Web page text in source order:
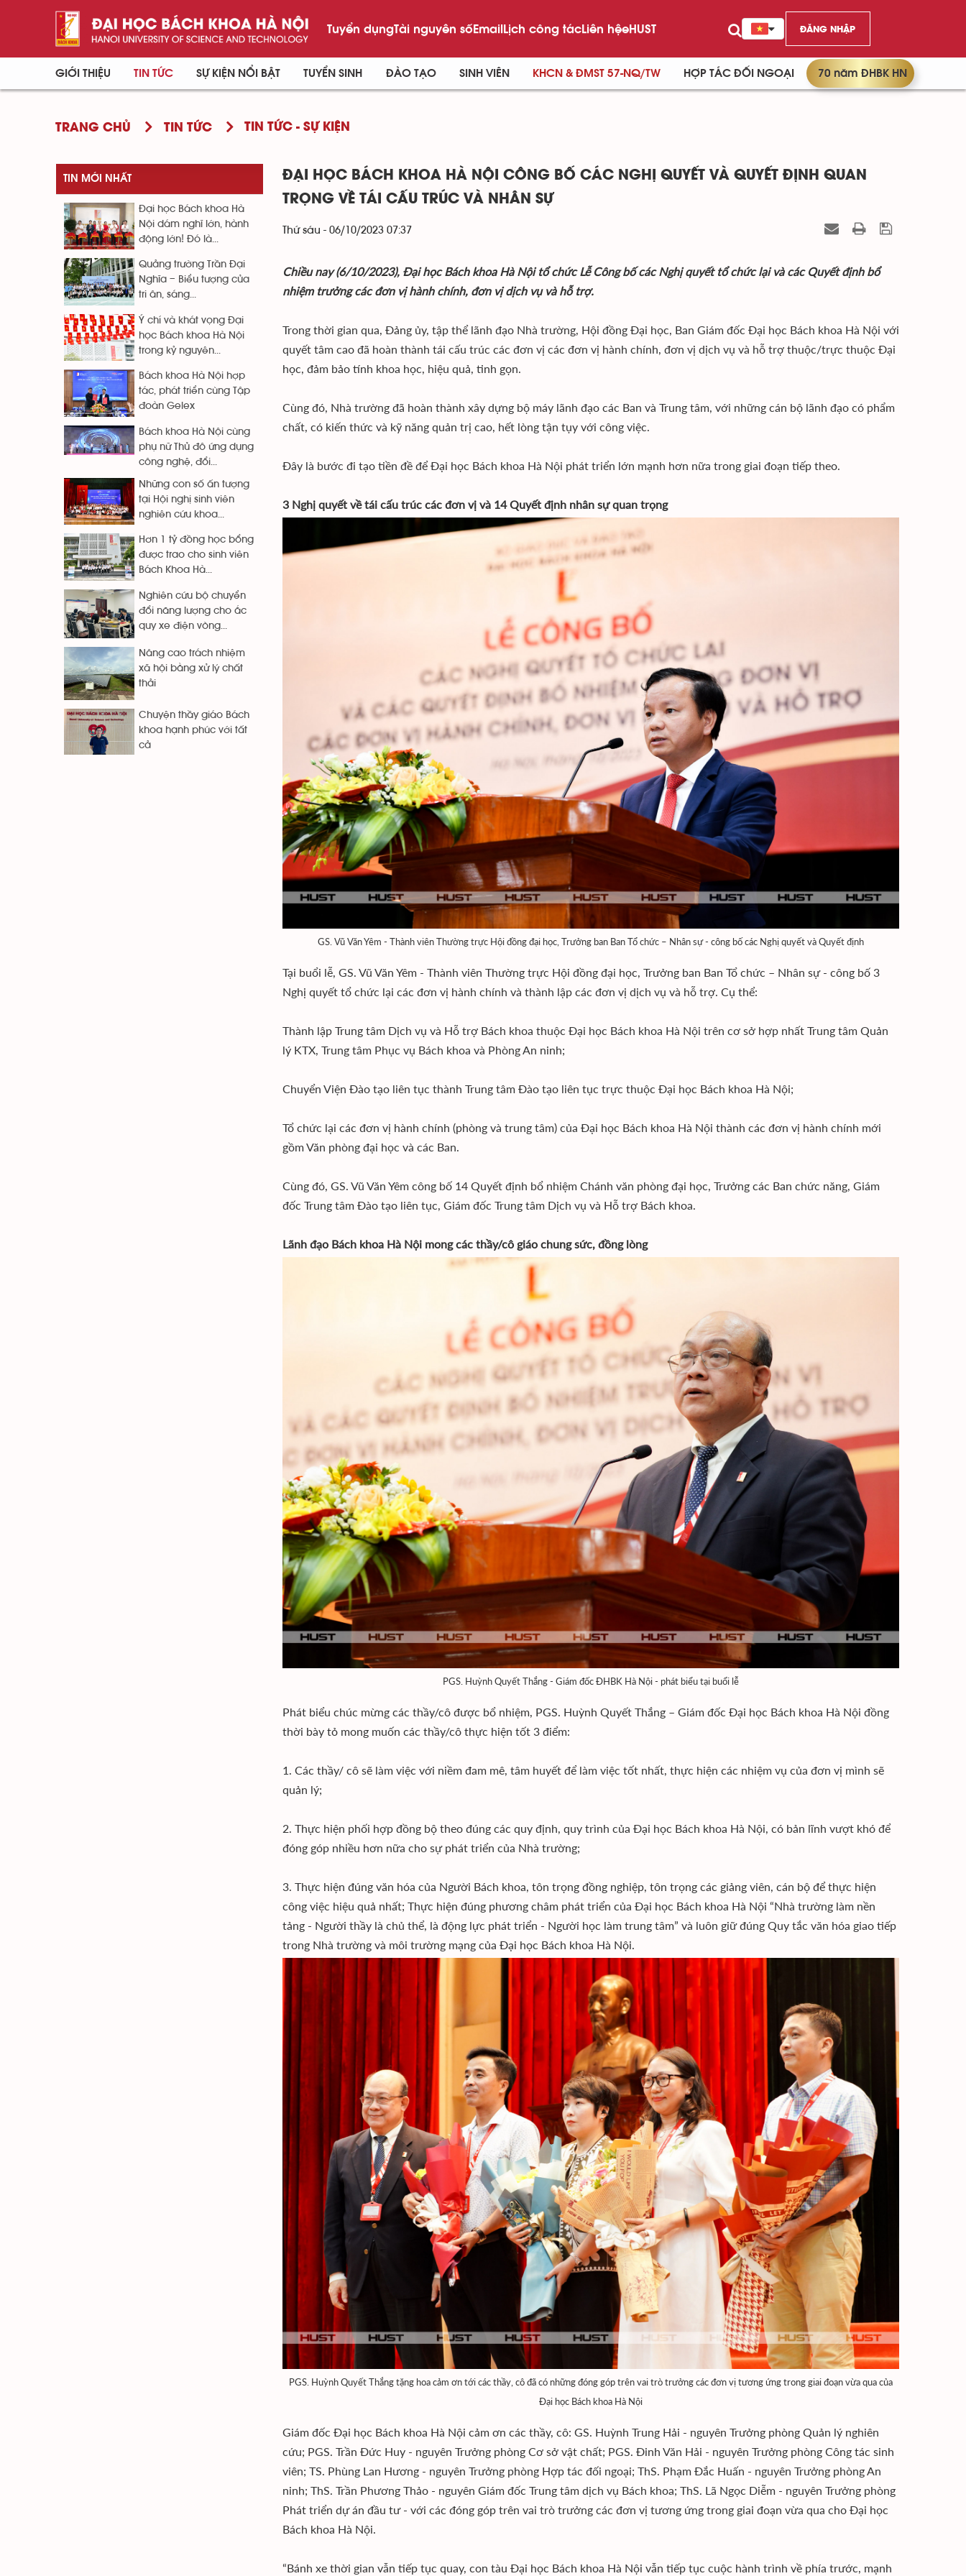
Tuyển dụngTài nguyên sốEmailLịch công tácLiên hệeHUST ĐĂNG NHẬP
GIỚI THIỆU TIN TỨC SỰ KIỆN NỔI BẬT TUYỂN SINH ĐÀO TẠO SINH VIÊN KHCN & ĐMST 57-NQ/TW HỢP TÁC ĐỐI NGOẠI 70 năm ĐHBK HN
TRANG CHỦ TIN TỨC TIN TỨC - SỰ KIỆN
ĐẠI HỌC BÁCH KHOA HÀ NỘI CÔNG BỐ CÁC NGHỊ QUYẾT VÀ QUYẾT ĐỊNH QUAN
TRỌNG VỀ TÁI CẤU TRÚC VÀ NHÂN SỰ
Thứ sáu - 06/10/2023 07:37
Chiều nay (6/10/2023), Đại học Bách khoa Hà Nội tổ chức Lễ Công bố các Nghị quyết tổ chức lại và các Quyết định bổ
nhiệm trưởng các đơn vị hành chính, đơn vị dịch vụ và hỗ trợ.
Trong thời gian qua, Đảng ủy, tập thể lãnh đạo Nhà trường, Hội đồng Đại học, Ban Giám đốc Đại học Bách khoa Hà Nội với
quyết tâm cao đã hoàn thành tái cấu trúc các đơn vị các đơn vị hành chính, đơn vị dịch vụ và hỗ trợ thuộc/trực thuộc Đại
học, đảm bảo tính khoa học, hiệu quả, tinh gọn.
Cùng đó, Nhà trường đã hoàn thành xây dựng bộ máy lãnh đạo các Ban và Trung tâm, với những cán bộ lãnh đạo có phẩm
chất, có kiến thức và kỹ năng quản trị cao, hết lòng tận tụy với công việc.
Đây là bước đi tạo tiền đề để Đại học Bách khoa Hà Nội phát triển lớn mạnh hơn nữa trong giai đoạn tiếp theo.
3 Nghị quyết về tái cấu trúc các đơn vị và 14 Quyết định nhân sự quan trọng
GS. Vũ Văn Yêm - Thành viên Thường trực Hội đồng đại học, Trưởng ban Ban Tổ chức – Nhân sự - công bố các Nghị quyết và Quyết định
Tại buổi lễ, GS. Vũ Văn Yêm - Thành viên Thường trực Hội đồng đại học, Trưởng ban Ban Tổ chức – Nhân sự - công bố 3
Nghị quyết tổ chức lại các đơn vị hành chính và thành lập các đơn vị dịch vụ và hỗ trợ. Cụ thể:
Thành lập Trung tâm Dịch vụ và Hỗ trợ Bách khoa thuộc Đại học Bách khoa Hà Nội trên cơ sở hợp nhất Trung tâm Quản
lý KTX, Trung tâm Phục vụ Bách khoa và Phòng An ninh;
Chuyển Viện Đào tạo liên tục thành Trung tâm Đào tạo liên tục trực thuộc Đại học Bách khoa Hà Nội;
Tổ chức lại các đơn vị hành chính (phòng và trung tâm) của Đại học Bách khoa Hà Nội thành các đơn vị hành chính mới
gồm Văn phòng đại học và các Ban.
Cùng đó, GS. Vũ Văn Yêm công bố 14 Quyết định bổ nhiệm Chánh văn phòng đại học, Trưởng các Ban chức năng, Giám
đốc Trung tâm Đào tạo liên tục, Giám đốc Trung tâm Dịch vụ và Hỗ trợ Bách khoa.
Lãnh đạo Bách khoa Hà Nội mong các thầy/cô giáo chung sức, đồng lòng
PGS. Huỳnh Quyết Thắng - Giám đốc ĐHBK Hà Nội - phát biểu tại buổi lễ
Phát biểu chúc mừng các thầy/cô được bổ nhiệm, PGS. Huỳnh Quyết Thắng – Giám đốc Đại học Bách khoa Hà Nội đồng
thời bày tỏ mong muốn các thầy/cô thực hiện tốt 3 điểm:
1. Các thầy/ cô sẽ làm việc với niềm đam mê, tâm huyết để làm việc tốt nhất, thực hiện các nhiệm vụ của đơn vị mình sẽ
quản lý;
2. Thực hiện phối hợp đồng bộ theo đúng các quy định, quy trình của Đại học Bách khoa Hà Nội, có bản lĩnh vượt khó để
đóng góp nhiều hơn nữa cho sự phát triển của Nhà trường;
3. Thực hiện đúng văn hóa của Người Bách khoa, tôn trọng đồng nghiệp, tôn trọng các giảng viên, cán bộ để thực hiện
công việc hiệu quả nhất; Thực hiện đúng phương châm phát triển của Đại học Bách khoa Hà Nội “Nhà trường làm nền
tảng - Người thầy là chủ thể, là động lực phát triển - Người học làm trung tâm” và luôn giữ đúng Quy tắc văn hóa giao tiếp
trong Nhà trường và môi trường mạng của Đại học Bách khoa Hà Nội.
PGS. Huỳnh Quyết Thắng tặng hoa cảm ơn tới các thầy, cô đã có những đóng góp trên vai trò trưởng các đơn vị tương ứng trong giai đoạn vừa qua của
Đại học Bách khoa Hà Nội
Giám đốc Đại học Bách khoa Hà Nội cảm ơn các thầy, cô: GS. Huỳnh Trung Hải - nguyên Trưởng phòng Quản lý nghiên
cứu; PGS. Trần Đức Huy - nguyên Trưởng phòng Cơ sở vật chất; PGS. Đinh Văn Hải - nguyên Trưởng phòng Công tác sinh
viên; TS. Phùng Lan Hương - nguyên Trưởng phòng Hợp tác đối ngoại; ThS. Phạm Đắc Huấn - nguyên Trưởng phòng An
ninh; ThS. Trần Phương Thảo - nguyên Giám đốc Trung tâm dịch vụ Bách khoa; ThS. Lã Ngọc Diễm - nguyên Trưởng phòng
Phát triển dự án đầu tư - với các đóng góp trên vai trò trưởng các đơn vị tương ứng trong giai đoạn vừa qua cho Đại học
Bách khoa Hà Nội.
“Bánh xe thời gian vẫn tiếp tục quay, con tàu Đại học Bách khoa Hà Nội vẫn tiếp tục cuộc hành trình về phía trước, mạnh
TIN MỚI NHẤT
Đại học Bách khoa Hà
Nội dám nghĩ lớn, hành
động lớn! Đó là...
Quảng trường Trần Đại
Nghĩa – Biểu tượng của
tri ân, sáng...
Ý chí và khát vọng Đại
học Bách khoa Hà Nội
trong kỷ nguyên...
Bách khoa Hà Nội hợp
tác, phát triển cùng Tập
đoàn Gelex
Bách khoa Hà Nội cùng
phụ nữ Thủ đô ứng dụng
công nghệ, đổi...
Những con số ấn tượng
tại Hội nghị sinh viên
nghiên cứu khoa...
Hơn 1 tỷ đồng học bổng
được trao cho sinh viên
Bách Khoa Hà...
Nghiên cứu bộ chuyển
đổi năng lượng cho ắc
quy xe điện vòng...
Nâng cao trách nhiệm
xã hội bằng xử lý chất
thải
Chuyện thầy giáo Bách
khoa hạnh phúc với tất
cả